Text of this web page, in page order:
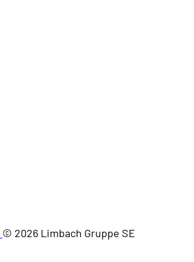
© 2026 Limbach Gruppe SE